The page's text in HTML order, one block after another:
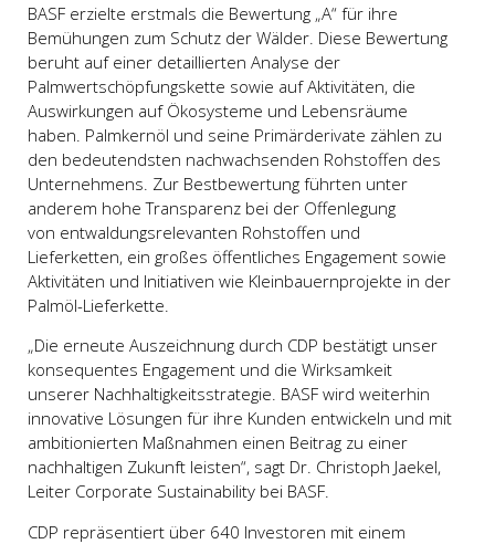
BASF erzielte erstmals die Bewertung „A“ für ihre
Bemühungen zum Schutz der Wälder. Diese Bewertung
beruht auf einer detaillierten Analyse der
Palmwertschöpfungskette sowie auf Aktivitäten, die
Auswirkungen auf Ökosysteme und Lebensräume
haben. Palmkernöl und seine Primärderivate zählen zu
den bedeutendsten nachwachsenden Rohstoffen des
Unternehmens. Zur Bestbewertung führten unter
anderem hohe Transparenz bei der Offenlegung
von entwaldungsrelevanten Rohstoffen und
Lieferketten, ein großes öffentliches Engagement sowie
Aktivitäten und Initiativen wie Kleinbauernprojekte in der
Palmöl-Lieferkette.
„Die erneute Auszeichnung durch CDP bestätigt unser
konsequentes Engagement und die Wirksamkeit
unserer Nachhaltig­keits­strategie. BASF wird weiterhin
innovative Lösungen für ihre Kunden entwickeln und mit
ambitionierten Maßnahmen einen Beitrag zu einer
nachhaltigen Zukunft leisten“, sagt Dr. Christoph Jaekel,
Leiter Corporate Sustainability bei BASF.
CDP repräsentiert über 640 Investoren mit einem